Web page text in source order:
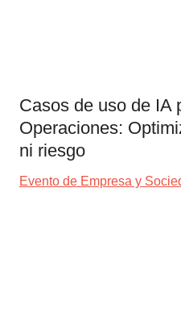
Casos de uso de IA
Operaciones:
ni riesgo
Evento de Empresa y